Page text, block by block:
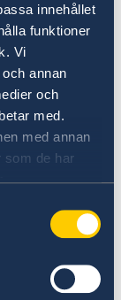
innehållet
funktioner
Vi
annan
och
med.
med annan
som de har
19:00
hålls kvar
14:00
14:00